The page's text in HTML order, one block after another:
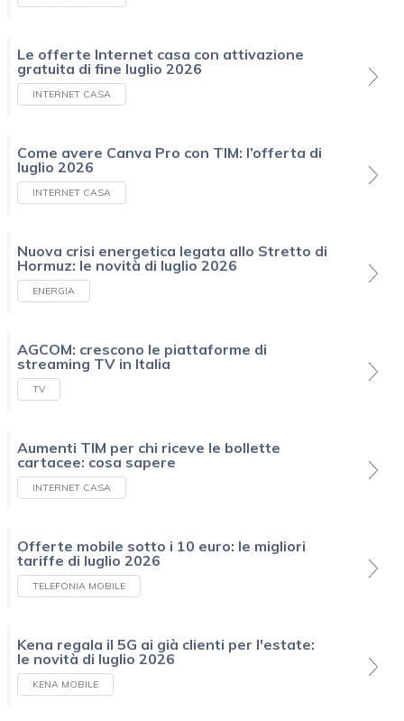
Le offerte Internet casa con attivazione
gratuita di fine luglio 2026
INTERNET CASA
Come avere Canva Pro con TIM: l’offerta di
luglio 2026
INTERNET CASA
Nuova crisi energetica legata allo Stretto di
Hormuz: le novità di luglio 2026
ENERGIA
AGCOM: crescono le piattaforme di
streaming TV in Italia
TV
Aumenti TIM per chi riceve le bollette
cartacee: cosa sapere
INTERNET CASA
Offerte mobile sotto i 10 euro: le migliori
tariffe di luglio 2026
TELEFONIA MOBILE
Kena regala il 5G ai già clienti per l'estate:
le novità di luglio 2026
KENA MOBILE